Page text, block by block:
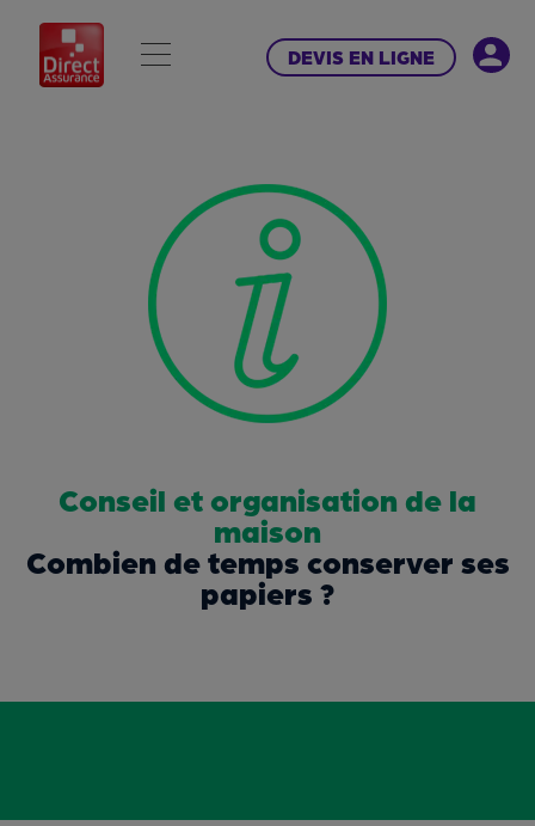
DEVIS EN LIGNE
Conseil et organisation de la
maison
Combien de temps conserver ses
papiers ?